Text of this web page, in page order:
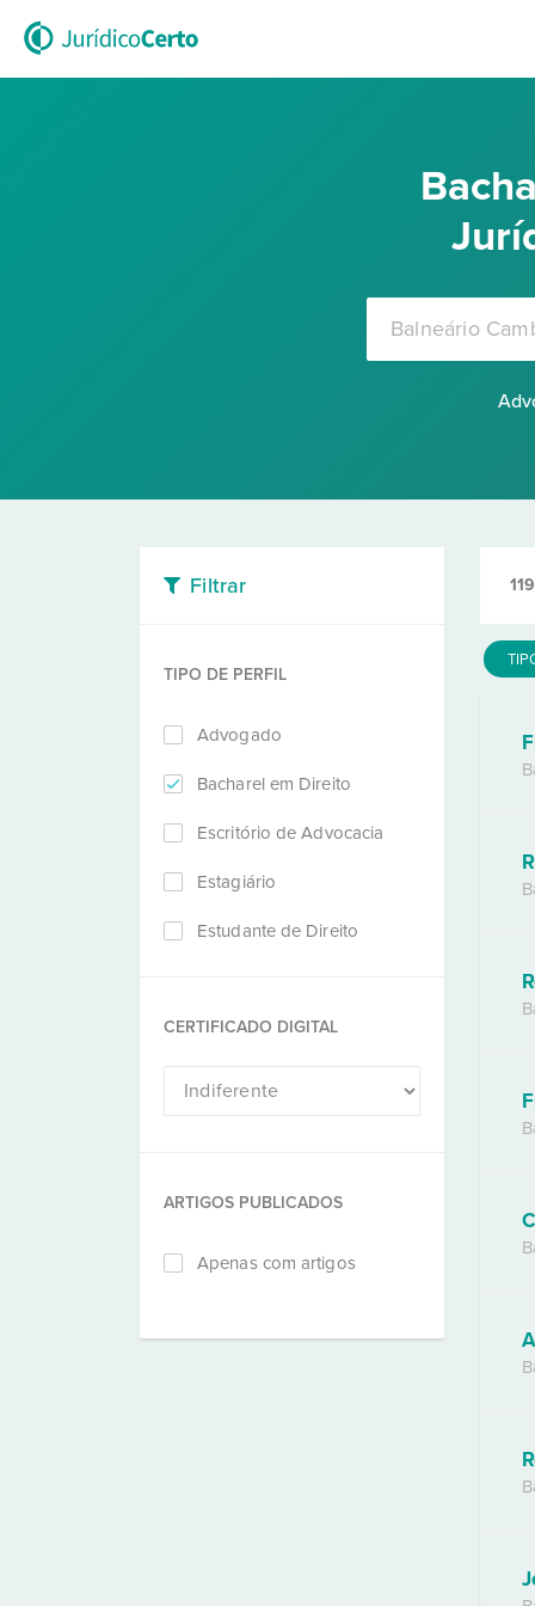
Filtrar
TIPO DE PERFIL
Advogado
Bacharel em Direito
Escritório de Advocacia
Estagiário
Estudante de Direito
CERTIFICADO DIGITAL
ARTIGOS PUBLICADOS
Apenas com artigos
119